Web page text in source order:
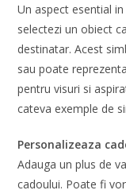
Un aspect esential
selectezi un obiect
destinatar. Acest
sau poate
pentru visuri si
cateva exemple de
Personalizeaza
Adauga un plus de
cadoului. Poate fi